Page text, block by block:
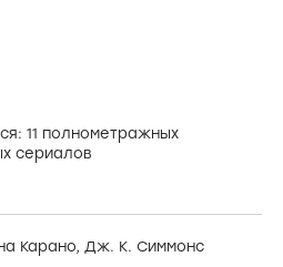
11 полнометражных
сериалов
Карано, Дж. К. Симмонс